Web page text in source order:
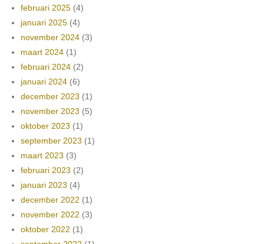
februari 2025 (4)
januari 2025 (4)
november 2024 (3)
maart 2024 (1)
februari 2024 (2)
januari 2024 (6)
december 2023 (1)
november 2023 (5)
oktober 2023 (1)
september 2023 (1)
maart 2023 (3)
februari 2023 (2)
januari 2023 (4)
december 2022 (1)
november 2022 (3)
oktober 2022 (1)